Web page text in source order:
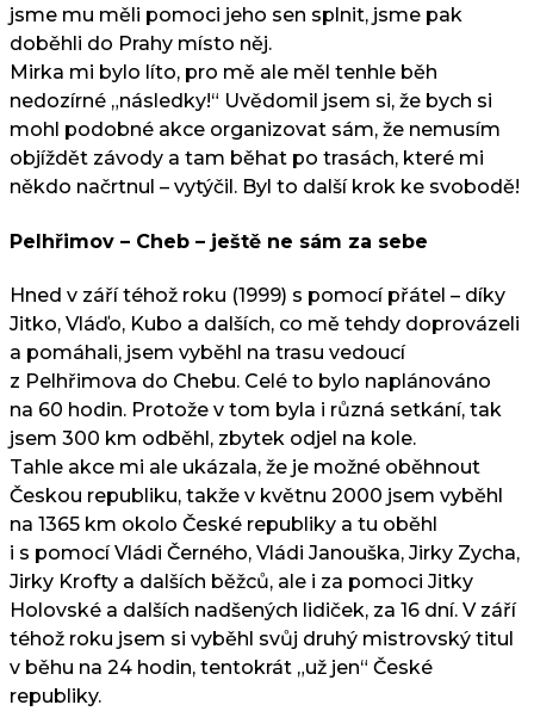
jsme mu měli pomoci jeho sen splnit, jsme pak
doběhli do Prahy místo něj.
Mirka mi bylo líto, pro mě ale měl tenhle běh
nedozírné „následky!“ Uvědomil jsem si, že bych si
mohl podobné akce organizovat sám, že nemusím
objíždět závody a tam běhat po trasách, které mi
někdo načrtnul – vytýčil. Byl to další krok ke svobodě!
Pelhřimov – Cheb – ještě ne sám za sebe
Hned v září téhož roku (1999) s pomocí přátel – díky
Jitko, Vláďo, Kubo a dalších, co mě tehdy doprovázeli
a pomáhali, jsem vyběhl na trasu vedoucí
z Pelhřimova do Chebu. Celé to bylo naplánováno
na 60 hodin. Protože v tom byla i různá setkání, tak
jsem 300 km odběhl, zbytek odjel na kole.
Tahle akce mi ale ukázala, že je možné oběhnout
Českou republiku, takže v květnu 2000 jsem vyběhl
na 1365 km okolo České republiky a tu oběhl
i s pomocí Vládi Černého, Vládi Janouška, Jirky Zycha,
Jirky Krofty a dalších běžců, ale i za pomoci Jitky
Holovské a dalších nadšených lidiček, za 16 dní. V září
téhož roku jsem si vyběhl svůj druhý mistrovský titul
v běhu na 24 hodin, tentokrát „už jen“ České
republiky.